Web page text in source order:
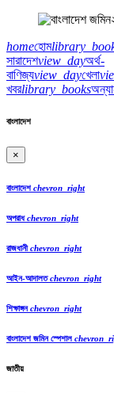
homeহোম
সারাদেশview_dayঅর্থ-
বাণিজ্যview_dayখেলা
খবরlibrary_books
বাংলাদেশ
×
বাংলাদেশ chevron_right
অপরাধchevron_right
রাজধানীchevron_right
আইন-আদালতchevron_right
শিক্ষাঙ্গনchevron_right
বাংলাদেশ জমিন স্পেশাল
জাতীয়